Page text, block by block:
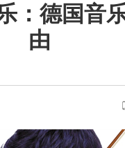
：德国音
由